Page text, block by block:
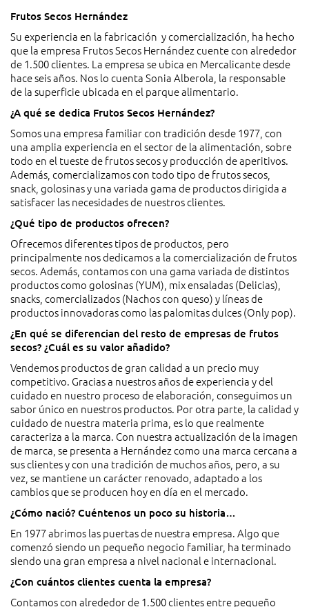
Frutos Secos Hernández
Su experiencia en la fabricación y comercialización, ha hecho
que la empresa Frutos Secos Hernández cuente con alrededor
de 1.500 clientes. La empresa se ubica en Mercalicante desde
hace seis años. Nos lo cuenta Sonia Alberola, la responsable
de la superficie ubicada en el parque alimentario.
¿A qué se dedica Frutos Secos Hernández?
Somos una empresa familiar con tradición desde 1977, con
una amplia experiencia en el sector de la alimentación, sobre
todo en el tueste de frutos secos y producción de aperitivos.
Además, comercializamos con todo tipo de frutos secos,
snack, golosinas y una variada gama de productos dirigida a
satisfacer las necesidades de nuestros clientes.
¿Qué tipo de productos ofrecen?
Ofrecemos diferentes tipos de productos, pero
principalmente nos dedicamos a la comercialización de frutos
secos. Además, contamos con una gama variada de distintos
productos como golosinas (YUM), mix ensaladas (Delicias),
snacks, comercializados (Nachos con queso) y líneas de
productos innovadoras como las palomitas dulces (Only pop).
¿En qué se diferencian del resto de empresas de frutos
secos? ¿Cuál es su valor añadido?
Vendemos productos de gran calidad a un precio muy
competitivo. Gracias a nuestros años de experiencia y del
cuidado en nuestro proceso de elaboración, conseguimos un
sabor único en nuestros productos. Por otra parte, la calidad y
cuidado de nuestra materia prima, es lo que realmente
caracteriza a la marca. Con nuestra actualización de la imagen
de marca, se presenta a Hernández como una marca cercana a
sus clientes y con una tradición de muchos años, pero, a su
vez, se mantiene un carácter renovado, adaptado a los
cambios que se producen hoy en día en el mercado.
¿Cómo nació? Cuéntenos un poco su historia…
En 1977 abrimos las puertas de nuestra empresa. Algo que
comenzó siendo un pequeño negocio familiar, ha terminado
siendo una gran empresa a nivel nacional e internacional.
¿Con cuántos clientes cuenta la empresa?
Contamos con alrededor de 1.500 clientes entre pequeño